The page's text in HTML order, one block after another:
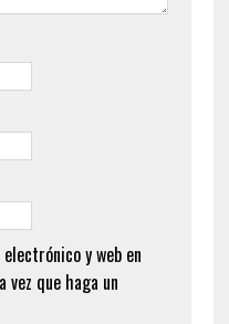
y web en
vez que haga un